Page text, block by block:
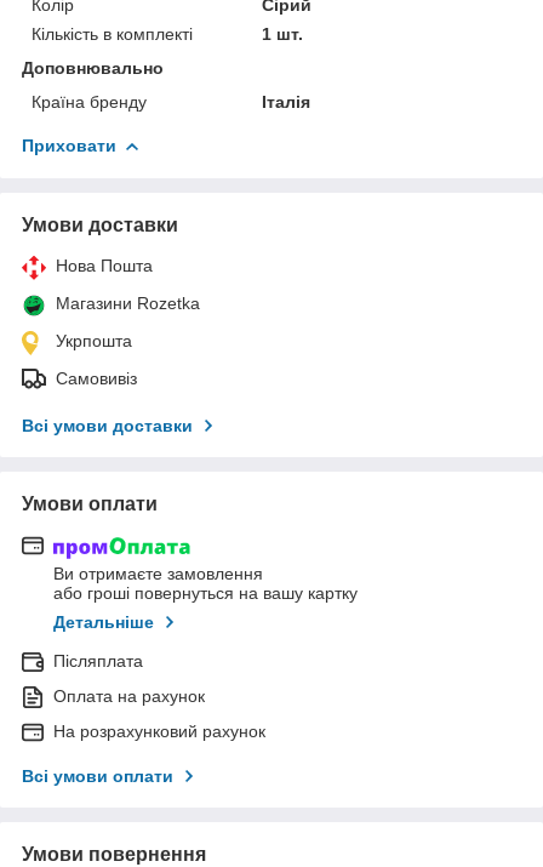
Колір
Сірий
Кількість в комплекті
1 шт.
Доповнювально
Країна бренду
Італія
Приховати
Умови доставки
Нова Пошта
Магазини Rozetka
Укрпошта
Самовивіз
Всі умови доставки
Умови оплати
Ви отримаєте замовлення
або гроші повернуться на вашу картку
Детальніше
Післяплата
Оплата на рахунок
На розрахунковий рахунок
Всі умови оплати
Умови повернення